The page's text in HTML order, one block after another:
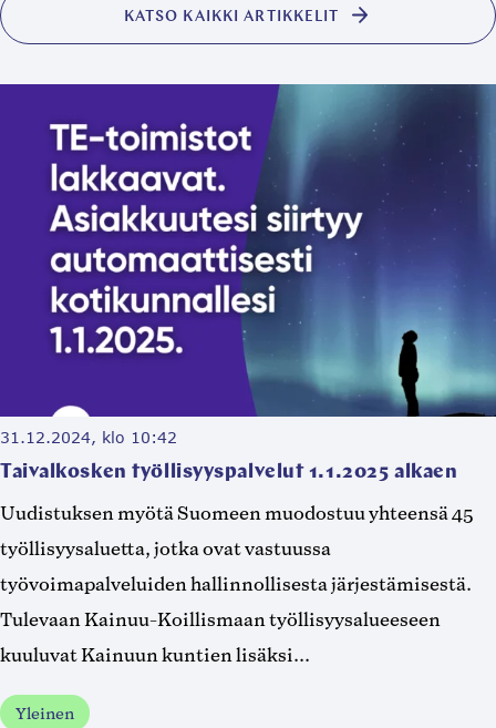
KATSO KAIKKI ARTIKKELIT
31.12.2024, klo 10:42
Taivalkosken työllisyyspalvelut 1.1.2025 alkaen
Uudistuksen myötä Suomeen muodostuu yhteensä 45
työllisyysaluetta, jotka ovat vastuussa
työvoimapalveluiden hallinnollisesta järjestämisestä.
Tulevaan Kainuu-Koillismaan työllisyysalueeseen
kuuluvat Kainuun kuntien lisäksi...
Yleinen